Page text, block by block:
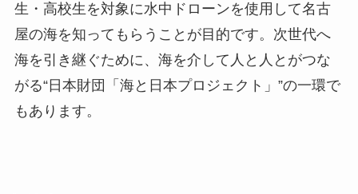
生・高校生を対象に水中ドローンを使用して名古
屋の海を知ってもらうことが目的です。次世代へ
海を引き継ぐために、海を介して人と人とがつな
がる“日本財団「海と日本プロジェクト」”の一環で
もあります。